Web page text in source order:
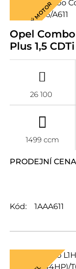
ÚSPORNÝ MOTOR
Opel
Plus 1,5
26 100
1499 ccm
PRODEJNÍ
Kód: 1AAA611